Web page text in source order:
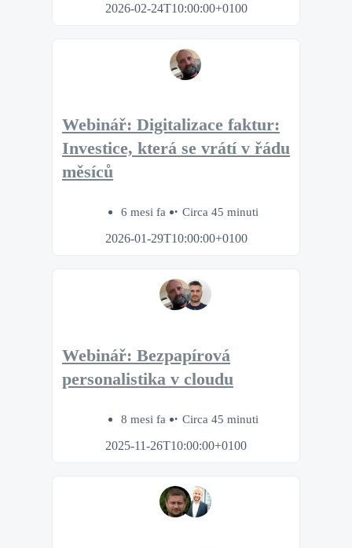
2026-02-24T10:00:00+0100
Webinář: Digitalizace faktur:
Investice, která se vrátí v řádu
měsíců
6 mesi fa
Circa 45 minuti
2026-01-29T10:00:00+0100
Webinář: Bezpapírová
personalistika v cloudu
8 mesi fa
Circa 45 minuti
2025-11-26T10:00:00+0100